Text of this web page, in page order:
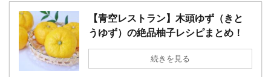
【青空レストラン】木頭ゆず（きと
うゆず）の絶品柚子レシピまとめ！
続きを見る